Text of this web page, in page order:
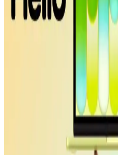
Apple'ın Experience etkinliği, M5
modelleri, iPhone 17E ve el-göz
arayüzler gibi yenilikleri tanıtacak.
MacBook Air M5 ve M4
Karşılaştırması ve
yüksek performans sunuyor. Ancak
süreli yüksek performans sınırlı
Apple MacBook Neo'nun
Microsoft, Intel, AMD'nin